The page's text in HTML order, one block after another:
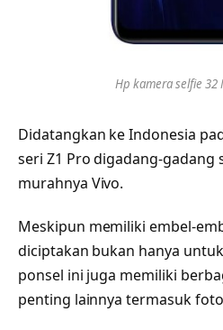
Hp kamera selfie 32
Didatangkan ke Indonesia
seri Z1 Pro digadang-gadang
murahnya Vivo.
Meskipun memiliki embel-
diciptakan bukan hanya
ponsel ini juga memiliki
penting lainnya termasuk